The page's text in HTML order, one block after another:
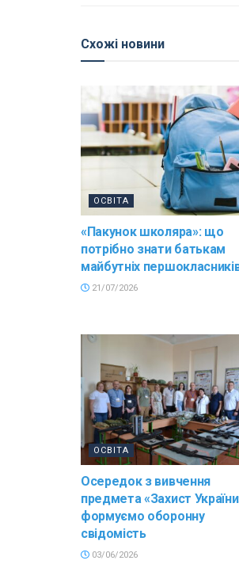
Схожі новини
ОСВІТА
«Пакунок школяра»: що
потрібно знати батькам
майбутніх
21/07/2026
ОСВІТА
Осередок з вивчення
предмета «Захист
формуємо оборонну
свідомість
03/06/2026